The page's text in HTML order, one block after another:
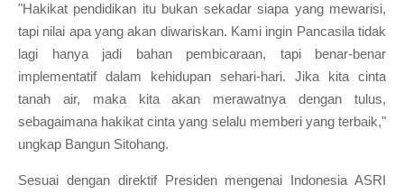
"Hakikat pendidikan itu bukan sekadar siapa yang mewarisi,
tapi nilai apa yang akan diwariskan. Kami ingin Pancasila tidak
lagi hanya jadi bahan pembicaraan, tapi benar-benar
implementatif dalam kehidupan sehari-hari. Jika kita cinta
tanah air, maka kita akan merawatnya dengan tulus,
sebagaimana hakikat cinta yang selalu memberi yang terbaik,"
ungkap Bangun Sitohang.
Sesuai dengan direktif Presiden mengenai Indonesia ASRI